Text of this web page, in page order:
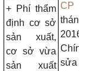
+ Phí thẩm
định cơ sở
sản xuất,
cơ sở vừa
sản xuất
CP
tháng 7
2016
Chính
sửa